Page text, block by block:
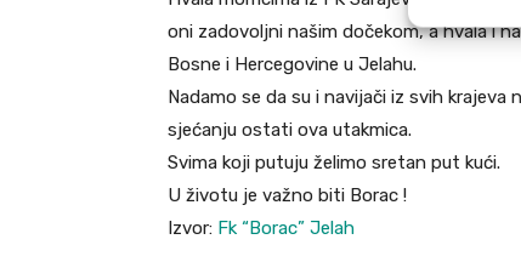
oni zadovoljni našim dočekom, a hvala i
Bosne i Hercegovine u Jelahu.
Nadamo se da su i navijači iz svih
sjećanju ostati ova utakmica.
Svima koji putuju želimo sretan put kući.
U životu je važno biti Borac !
Izvor: Fk “Borac” Jelah